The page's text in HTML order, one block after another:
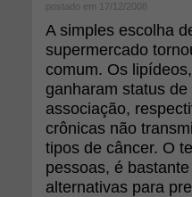
postado em 17/12/2008
A simples escolha
supermercado
comum. Os
ganharam status
associação,
crônicas não
tipos de câncer. O
pessoas, é
alternativas para